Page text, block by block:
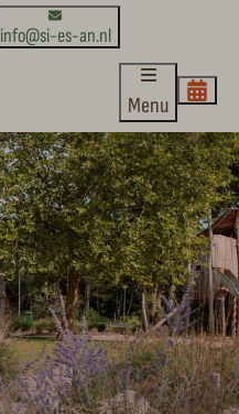
info@si-es-an.nl
Menu